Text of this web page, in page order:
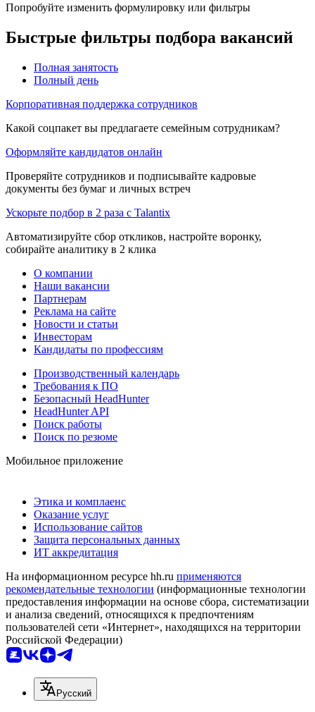
Попробуйте изменить формулировку или фильтры
Быстрые фильтры подбора вакансий
Полная занятость
Полный день
Корпоративная поддержка сотрудников
Какой соцпакет вы предлагаете семейным сотрудникам?
Оформляйте кандидатов онлайн
Проверяйте сотрудников и подписывайте кадровые
документы без бумаг и личных встреч
Ускорьте подбор в 2 раза с Talantix
Автоматизируйте сбор откликов, настройте воронку,
собирайте аналитику в 2 клика
О компании
Наши вакансии
Партнерам
Реклама на сайте
Новости и статьи
Инвесторам
Кандидаты по профессиям
Производственный календарь
Требования к ПО
Безопасный HeadHunter
HeadHunter API
Поиск работы
Поиск по резюме
Мобильное приложение
Этика и комплаенс
Оказание услуг
Использование сайтов
Защита персональных данных
ИТ аккредитация
На информационном ресурсе hh.ru применяются
рекомендательные технологии (информационные технологии
предоставления информации на основе сбора, систематизации
и анализа сведений, относящихся к предпочтениям
пользователей сети «Интернет», находящихся на территории
Российской Федерации)
Русский